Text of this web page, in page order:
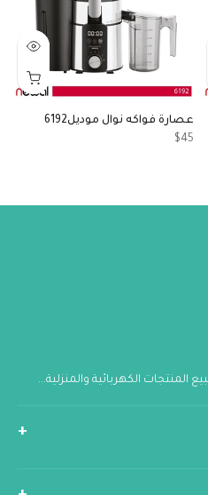
عصارة فواكه نوال موديل6192
$45
المنتجات الكهربائية والمنزلية...